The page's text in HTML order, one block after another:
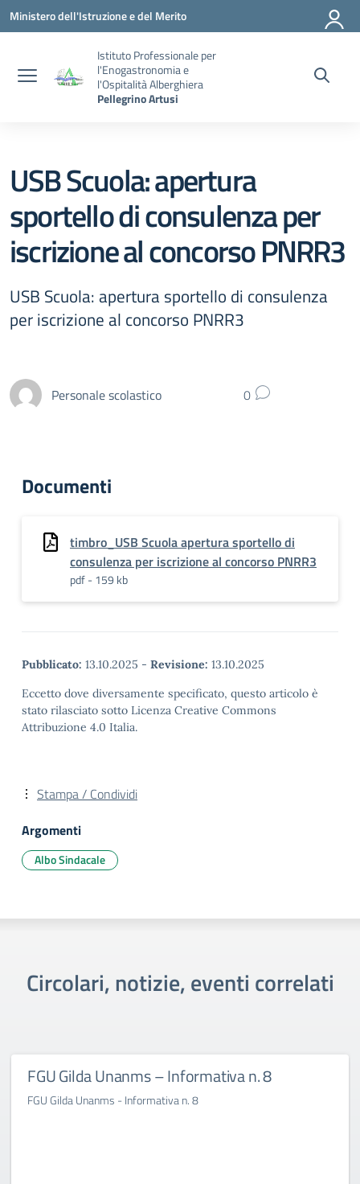
Vai ai contenuti
Vai al menu di navigazione
Vai al footer
Ministero dell'Istruzione e del Merito
Istituto Professionale per
l'Enogastronomia e
l'Ospitalità Alberghiera
Pellegrino Artusi
USB Scuola: apertura
sportello di consulenza per
iscrizione al concorso PNRR3
USB Scuola: apertura sportello di consulenza
per iscrizione al concorso PNRR3
Personale scolastico 0
Documenti
timbro_USB Scuola apertura sportello di
consulenza per iscrizione al concorso PNRR3
pdf - 159 kb
Pubblicato: 13.10.2025 - Revisione: 13.10.2025
Eccetto dove diversamente specificato, questo articolo è
stato rilasciato sotto Licenza Creative Commons
Attribuzione 4.0 Italia.
Stampa / Condividi
Argomenti
Albo Sindacale
Circolari, notizie, eventi correlati
FGU Gilda Unanms – Informativa n. 8
FGU Gilda Unanms - Informativa n. 8